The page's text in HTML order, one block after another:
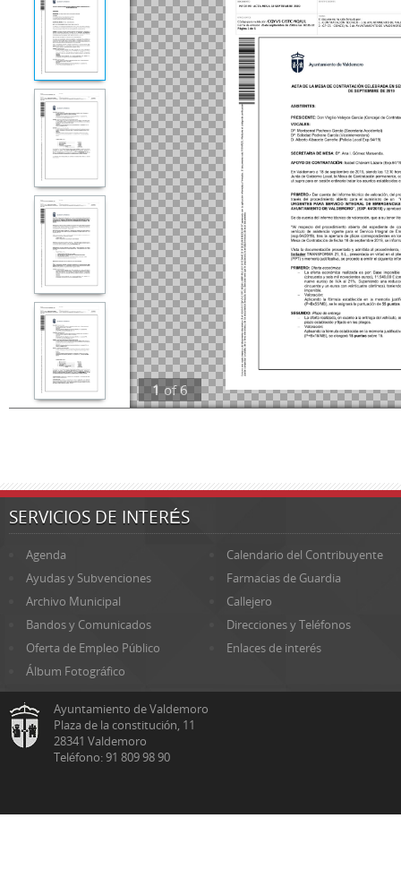
1 of6
SERVICIOS DE INTERÉS
Agenda
Calendario del Contribuyente
Ayudas y Subvenciones
Farmacias de Guardia
Archivo Municipal
Callejero
Bandos y Comunicados
Direcciones y Teléfonos
Oferta de Empleo Público
Enlaces de interés
Álbum Fotográfico
Ayuntamiento de Valdemoro
Plaza de la constitución, 11
28341 Valdemoro
Teléfono: 91 809 98 90